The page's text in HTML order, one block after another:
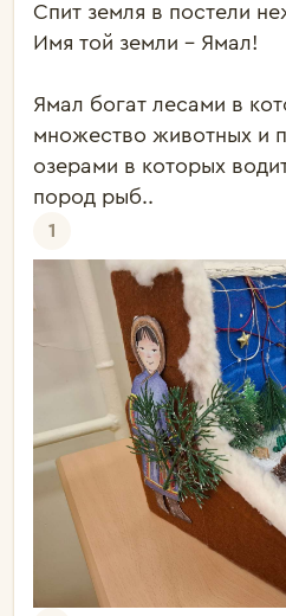
Спит земля в постели
Имя той земли – Ямал!
Ямал богат лесами в
множество животных и
озерами в которых
пород рыб..
1